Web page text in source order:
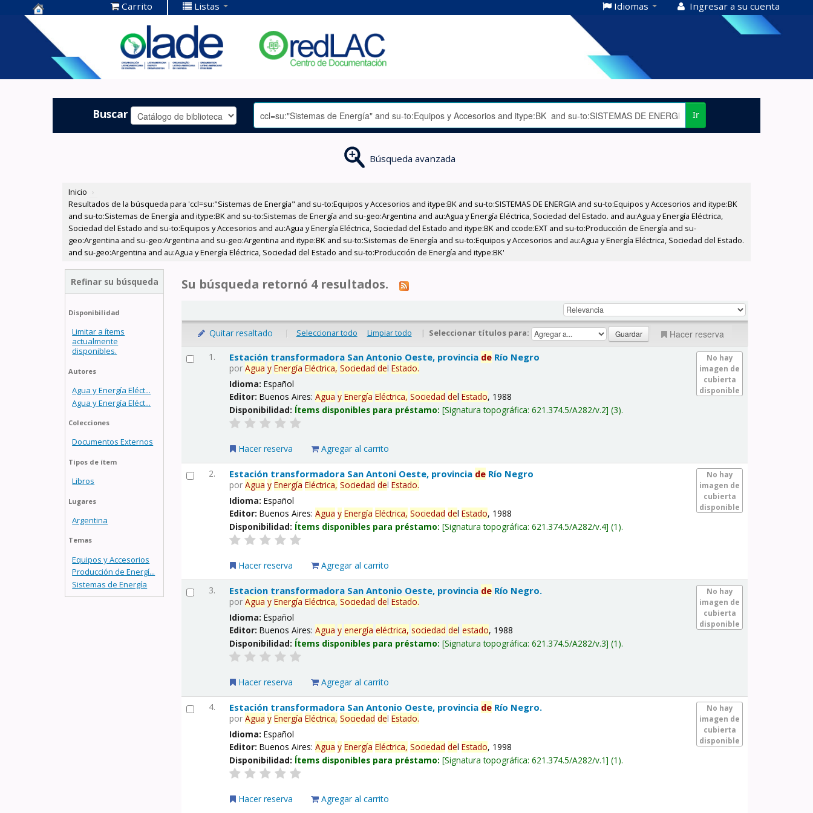
Centro de
Documentación
OLADE -
Carrito Listas Idiomas Ingresar a su cuenta
Buscar Ir
Búsqueda avanzada
Inicio ›
Resultados de la búsqueda para 'ccl=su:"Sistemas de Energía" and su-to:Equipos y Accesorios and itype:BK and su-to:SISTEMAS DE ENERGIA and su-to:Equipos y Accesorios and itype:BK
and su-to:Sistemas de Energía and itype:BK and su-to:Sistemas de Energía and su-geo:Argentina and au:Agua y Energía Eléctrica, Sociedad del Estado. and au:Agua y Energía Eléctrica,
Sociedad del Estado and su-to:Equipos y Accesorios and au:Agua y Energía Eléctrica, Sociedad del Estado and itype:BK and ccode:EXT and su-to:Producción de Energía and su-
geo:Argentina and su-geo:Argentina and su-geo:Argentina and itype:BK and su-to:Sistemas de Energía and su-to:Equipos y Accesorios and au:Agua y Energía Eléctrica, Sociedad del Estado.
and su-geo:Argentina and au:Agua y Energía Eléctrica, Sociedad del Estado and su-to:Producción de Energía and itype:BK'
Refinar su búsqueda
Disponibilidad
Limitar a ítems
actualmente
disponibles.
Autores
Agua y Energía Eléct...
Agua y Energía Eléct...
Colecciones
Documentos Externos
Tipos de ítem
Libros
Lugares
Argentina
Temas
Equipos y Accesorios
Producción de Energí...
Sistemas de Energía
Su búsqueda retornó 4 resultados.
Quitar resaltado | Seleccionar todo Limpiar todo | Seleccionar títulos para: Hacer reserva
1.
No hay
imagen de
cubierta
disponible
Estación transformadora San Antonio Oeste, provincia de Río Negro
porAgua y Energía Eléctrica, Sociedad delEstado.
Idioma:Español
Editor:Buenos Aires:Agua y Energía Eléctrica, Sociedad delEstado, 1988
Disponibilidad: Ítems disponibles para préstamo: Signatura topográfica:621.374.5/A282/v.2 (3).
Hacer reserva Agregar al carrito
2.
No hay
imagen de
cubierta
disponible
Estación transformadora San Antoni Oeste, provincia de Río Negro
porAgua y Energía Eléctrica, Sociedad delEstado.
Idioma:Español
Editor:Buenos Aires:Agua y Energía Eléctrica, Sociedad delEstado, 1988
Disponibilidad: Ítems disponibles para préstamo: Signatura topográfica:621.374.5/A282/v.4 (1).
Hacer reserva Agregar al carrito
3.
No hay
imagen de
cubierta
disponible
Estacion transformadora San Antonio Oeste, provincia de Río Negro.
porAgua y Energía Eléctrica, Sociedad delEstado.
Idioma:Español
Editor:Buenos Aires:Agua y energía eléctrica, sociedad delestado, 1988
Disponibilidad: Ítems disponibles para préstamo: Signatura topográfica:621.374.5/A282/v.3 (1).
Hacer reserva Agregar al carrito
4.
No hay
imagen de
cubierta
disponible
Estación transformadora San Antonio Oeste, provincia de Río Negro.
porAgua y Energía Eléctrica, Sociedad delEstado.
Idioma:Español
Editor:Buenos Aires:Agua y Energía Eléctrica, Sociedad delEstado, 1998
Disponibilidad: Ítems disponibles para préstamo: Signatura topográfica:621.374.5/A282/v.1 (1).
Hacer reserva Agregar al carrito